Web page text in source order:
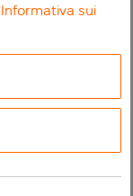
Informativa sui